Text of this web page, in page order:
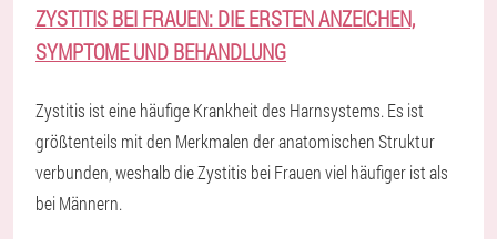
ZYSTITIS BEI FRAUEN: DIE ERSTEN ANZEICHEN,
SYMPTOME UND BEHANDLUNG
Zystitis ist eine häufige Krankheit des Harnsystems. Es ist
größtenteils mit den Merkmalen der anatomischen Struktur
verbunden, weshalb die Zystitis bei Frauen viel häufiger ist als
bei Männern.